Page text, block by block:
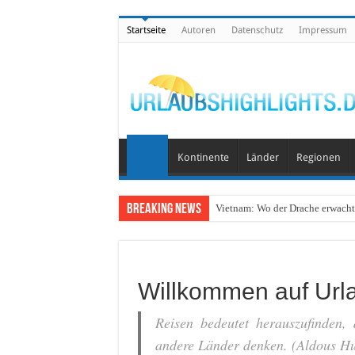
Startseite Autoren Datenschutz Impressum
Kontinente Länder Regionen
Breaking News Vietnam: Wo der Drache
Wo lohnt sich Urlaub auf dem
Willkommen auf
Reisen bedeutet
andere Länder denken. (Aldous